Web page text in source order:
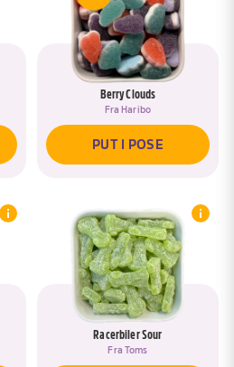
Berry Clouds
Fra Haribo
PUT I POSE
Racerbiler Sour
Fra Toms